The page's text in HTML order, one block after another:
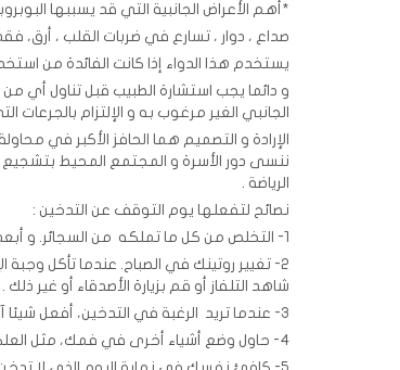
*أهم الأعراض الجانبية التي قد يسببها
صداع ، دوار ، تسارع في ضربات القلب ، أرق،
يستخدم هذا الدواء إذا كانت الفائدة من
و دائما يجب استشارة الطبيب قبل تناول أي من
الجانبي الغير مرغوب به و الإلتزام بالجرعات
الإرادة و التصميم هما الحافز الأكبر في
ننسى دور الأسرة و المجتمع المحيط
الرياضة .
نصائح لتفعلها يوم التوقف عن التدخين :
1- التخلص من كل ما تملكه من السجائر. و أبعد مطافئ السجائر الخاصة بك عنك.
2- تغيير روتينك في الصباح. عندما تأكل
شاهد التلفاز أو قم بزيارة الأصدقاء أو غير ذلك .
3- عندما تريد الرغبة في التدخين، أفعل شيئا آخر بدلا من ذلك.
4- حاول وضع أشياء أخرى في فمك، مثل العلكة والحلوى الصلبة، أو المسواك .